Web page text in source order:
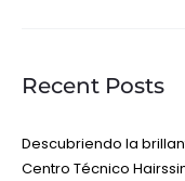
Recent Posts
Descubriendo la
Centro Técnico